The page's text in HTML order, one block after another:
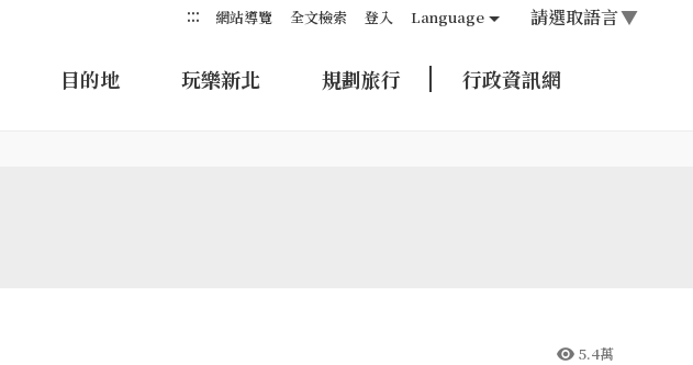
::: 網站導覽 全文檢索 登入 Language 請選取語言▼
目的地 玩樂新北 規劃旅行 行政資訊網
5.4萬